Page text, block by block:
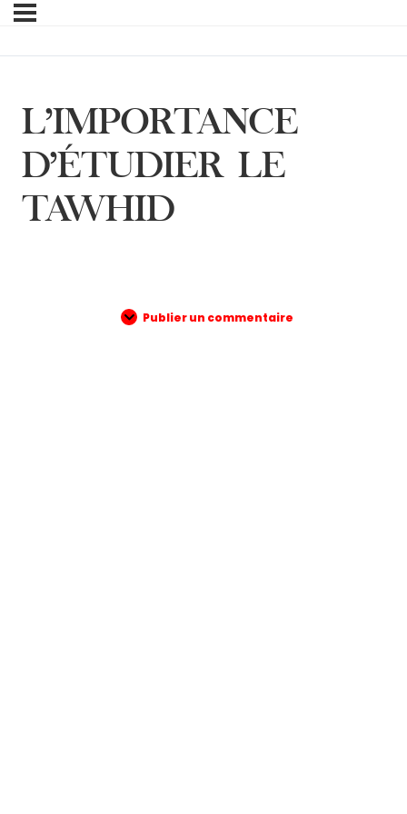
L’IMPORTANCE
D’ÉTUDIER LE
TAWHID
Publier un commentaire